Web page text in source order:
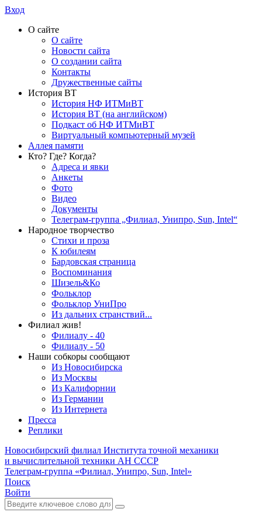
Вход
О сайте
О сайте
Новости сайта
О создании сайта
Контакты
Дружественные сайты
История ВТ
История НФ ИТМиВТ
История ВТ (на английском)
Подкаст об НФ ИТМиВТ
Виртуальный компьютерный музей
Аллея памяти
Кто? Где? Когда?
Адреса и явки
Анкеты
Фото
Видео
Документы
Телеграм-группа „Филиал, Унипро, Sun, Intel“
Народное творчество
Стихи и проза
К юбилеям
Бардовская страница
Воспоминания
Шизель&Ко
Фольклор
Фольклор УниПро
Из дальних странствий...
Филиал жив!
Филиалу - 40
Филиалу - 50
Наши собкоры сообщают
Из Новосибирска
Из Москвы
Из Калифорнии
Из Германии
Из Интернета
Пресса
Реплики
Новосибирский филиал Института точной механики
и вычислительной техники АН СССР
Телеграм-группа «Филиал, Унипро, Sun, Intel»
Поиск
Войти